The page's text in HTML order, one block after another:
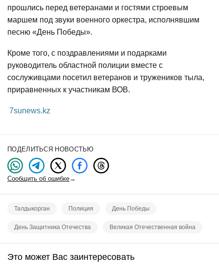
прошлись перед ветеранами и гостями строевым
маршем под звуки военного оркестра, исполнявшим
песню «День Победы».
Кроме того, с поздравлениями и подарками
руководитель областной полиции вместе с
сослуживцами посетил ветеранов и тружеников тыла,
приравненных к участникам ВОВ.
7sunews.kz
ПОДЕЛИТЬСЯ НОВОСТЬЮ
Сообщить об ошибке→
Талдыкорган Полиция День Победы
День Защитника Отечества Великая Отечественная война
Это может Вас заинтересовать